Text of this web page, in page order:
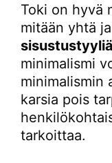
Toki on hyvä
mitään yhtä
sisustustyyliä
minimalismi
minimalismin
karsia pois
tarkoittaa.